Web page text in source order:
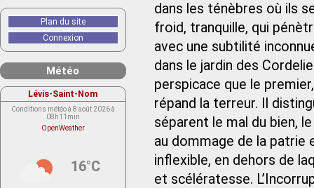
dans les ténèbres où ils
froid, tranquille, qui
avec une subtilité
dans le jardin des
perspicace que le
répand la terreur. Il
séparent le mal du bien,
au dommage de la patrie
inflexible, en dehors de
et scélératesse.
Plan du site
Connexion
Météo
Lévis-Saint-Nom
Conditions météo à 8 août 2026 à
08h11min
OpenWeather
16°C